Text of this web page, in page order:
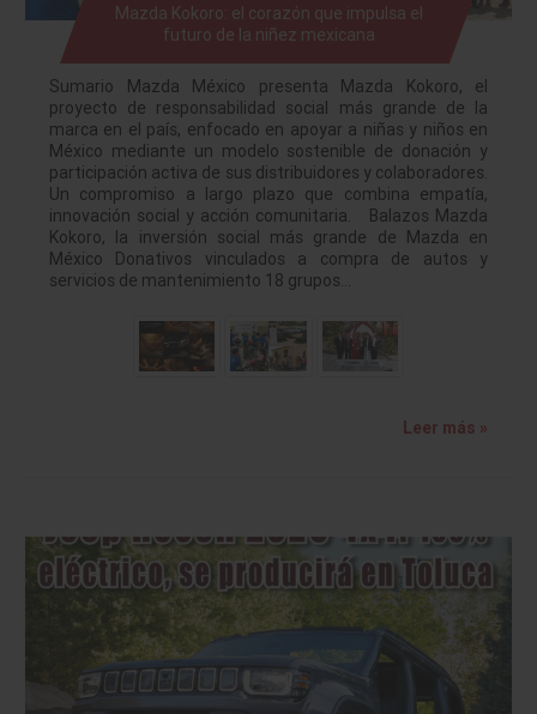
Mazda Kokoro: el corazón que impulsa el
futuro de la niñez mexicana
Sumario Mazda México presenta Mazda Kokoro, el
proyecto de responsabilidad social más grande de la
marca en el país, enfocado en apoyar a niñas y niños en
México mediante un modelo sostenible de donación y
participación activa de sus distribuidores y colaboradores.
Un compromiso a largo plazo que combina empatía,
innovación social y acción comunitaria. Balazos Mazda
Kokoro, la inversión social más grande de Mazda en
México Donativos vinculados a compra de autos y
servicios de mantenimiento 18 grupos…
Leer más »